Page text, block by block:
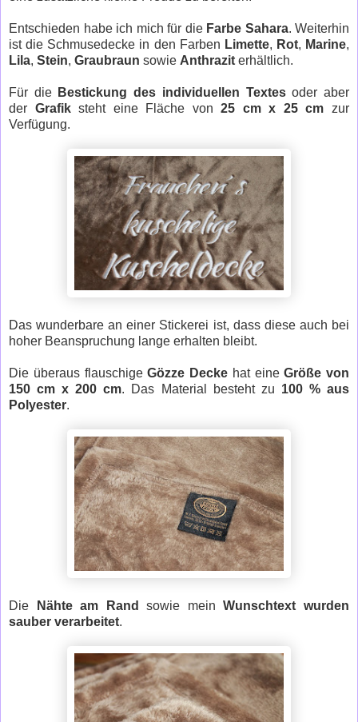
Entschieden habe ich mich für die Farbe Sahara. Weiterhin
ist die Schmusedecke in den Farben Limette, Rot, Marine,
Lila, Stein, Graubraun sowie Anthrazit erhältlich.
Für die Bestickung des individuellen Textesoder aber
der Grafiksteht eine Fläche von25 cm x 25 cm zur
Verfügung.
Das wunderbare an einer Stickerei ist, dass diese auch bei
hoher Beanspruchung lange erhalten bleibt.
Die überaus flauschigeGözze Decke hat eineGröße von
150 cm x 200 cm. Das Material besteht zu 100 % aus
Polyester.
Die Nähte am Rand sowie meinWunschtext wurden
sauber verarbeitet.